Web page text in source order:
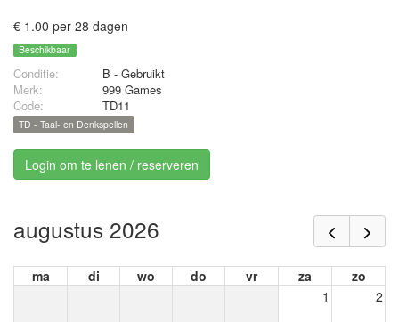
€ 1.00 per 28 dagen
Beschikbaar
Conditie:
B - Gebruikt
Merk:
999 Games
Code:
TD11
TD - Taal- en Denkspellen
Login om te lenen / reserveren
augustus 2026
ma di wo do vr za
zo
1
2